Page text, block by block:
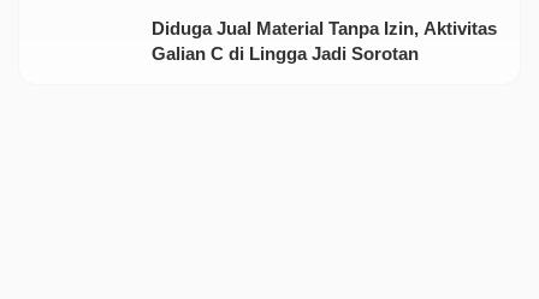
Diduga Jual Material Tanpa Izin, Aktivitas
Galian C di Lingga Jadi Sorotan